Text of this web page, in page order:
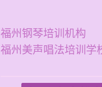
福州钢琴培训机构
福州美声唱法培训学